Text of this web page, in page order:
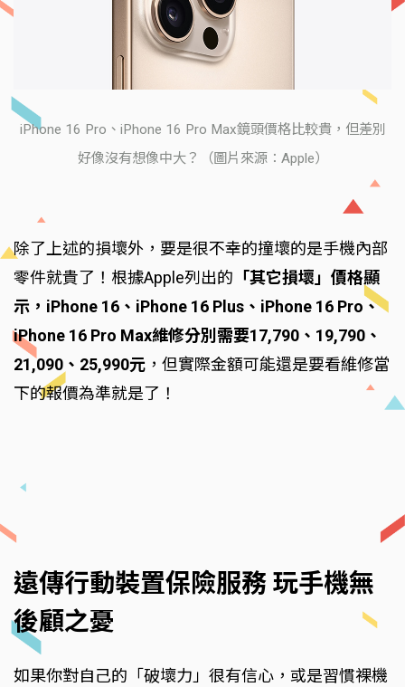
iPhone 16 Pro、iPhone 16 Pro Max鏡頭價格比較貴，但差別
好像沒有想像中大？（圖片來源：Apple）
除了上述的損壞外，要是很不幸的撞壞的是手機內部
零件就貴了！根據Apple列出的 「其它損壞」價格顯
示，iPhone 16、iPhone 16 Plus、iPhone 16 Pro、
iPhone 16 Pro Max維修分別需要17,790、19,790、
21,090、25,990元 ，但實際金額可能還是要看維修當
下的報價為準就是了！
遠傳行動裝置保險服務 玩手機無
後顧之憂
如果你對自己的「破壞力」很有信心，或是習慣裸機